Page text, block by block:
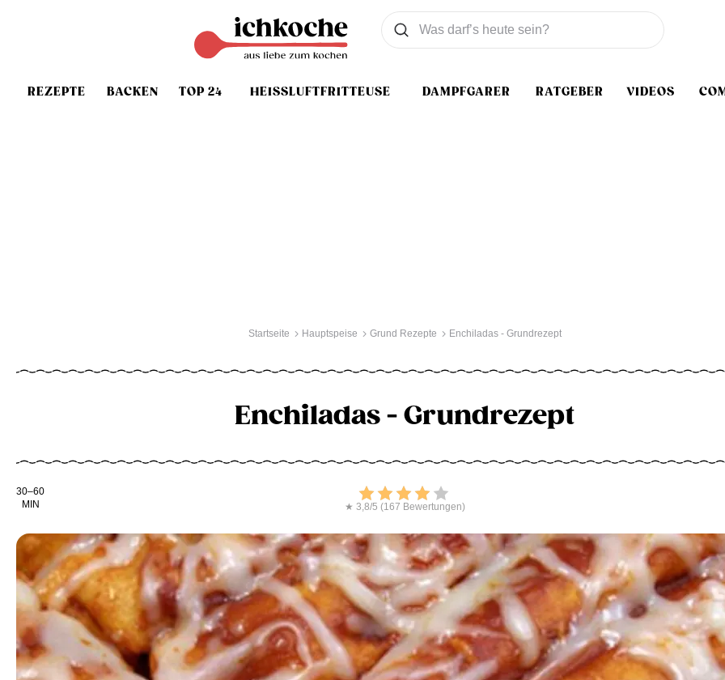
REZEPTE BACKEN TOP 24 HEISSLUFTFRITTEUSE DAMPFGARER RATGEBER VIDEOS
Was wollen Sie suchen
Suchen
Startseite Hauptspeise Grund Rezepte Enchiladas - Grundrezept
Enchiladas - Grundrezept
Kochdauer
30–60
MIN
Bewerten
★ 3,8/5 (167 Bewertungen)